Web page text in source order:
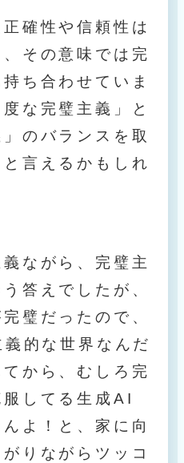
確性や信頼性は
その意味では完
ち合わせていま
な完璧主義」と
のバランスを取
言えるかもしれ
ながら、完璧主
答えでしたが、
璧だったので、
的な世界なんだ
から、むしろ完
してる生成AI
よ！と、家に向
りながらツッコ